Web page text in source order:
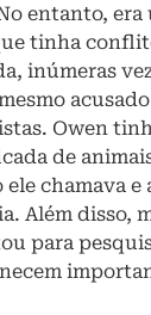
entanto, era
tinha
inúmeras
Owen
de
chamava e
Além disso,
para